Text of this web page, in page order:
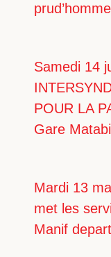
Samedi 14
POUR LA
Gare
Mardi 13
met les
Manif